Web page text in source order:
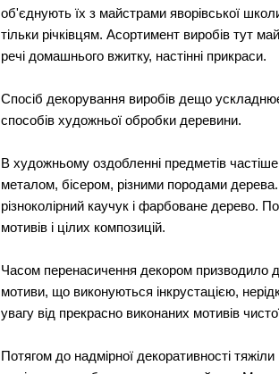
об'єднують їх з майстрами яворівської
тільки річківцям. Асортимент виробів тут
речі домашнього вжитку, настінні прикраси.
Спосіб декорування виробів дещо
способів художньої обробки деревини.
В художньому оздобленні предметів
металом, бісером, різними породами
різноколірний каучук і фарбоване дерево.
мотивів і цілих композицій.
Часом перенасичення декором призводило
мотиви, що виконуються інкрустацією,
увагу від прекрасно виконаних мотивів
Потягом до надмірної декоративності тяжіли